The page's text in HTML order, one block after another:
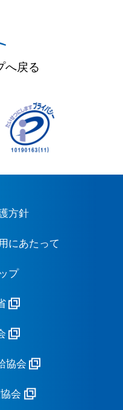
へ戻る
方針
にあたって
プ
協会
会